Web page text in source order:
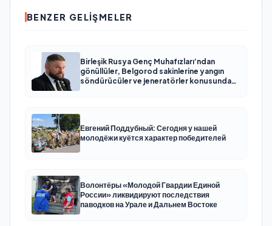
BENZER GELIŞMELER
Birleşik Rusya Genç Muhafızları’ndan
gönüllüler, Belgorod sakinlerine yangın
söndürücüler ve jeneratörler konusunda
Евгений Поддубный: Сегодня у нашей
молодёжи куётся характер победителей
Волонтёры «Молодой Гвардии Единой
России» ликвидируют последствия
паводков на Урале и Дальнем Востоке